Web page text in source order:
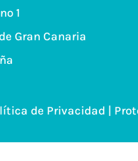
1
Gran Canaria
de Privacidad |